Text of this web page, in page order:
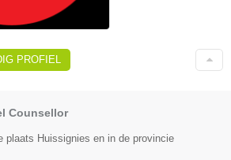
PROFIEL
Counsellor
plaats Huissignies en in de provincie